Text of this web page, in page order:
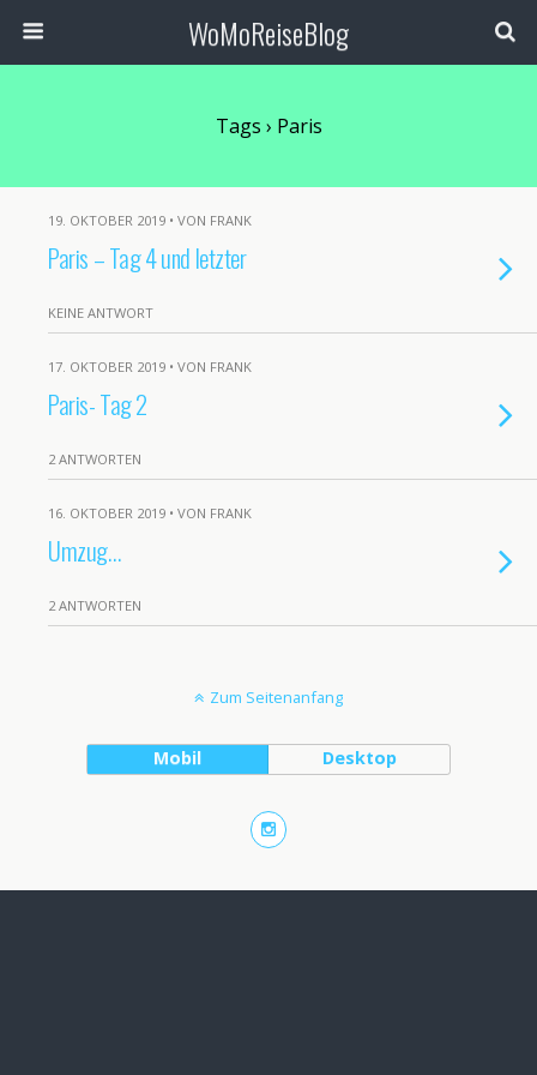
WoMoReiseBlog
Tags › Paris
19. OKTOBER 2019 • VON FRANK
Paris – Tag 4 und letzter
KEINE ANTWORT
17. OKTOBER 2019 • VON FRANK
Paris- Tag 2
2 ANTWORTEN
16. OKTOBER 2019 • VON FRANK
Umzug…
2 ANTWORTEN
Zum Seitenanfang
Mobil Desktop